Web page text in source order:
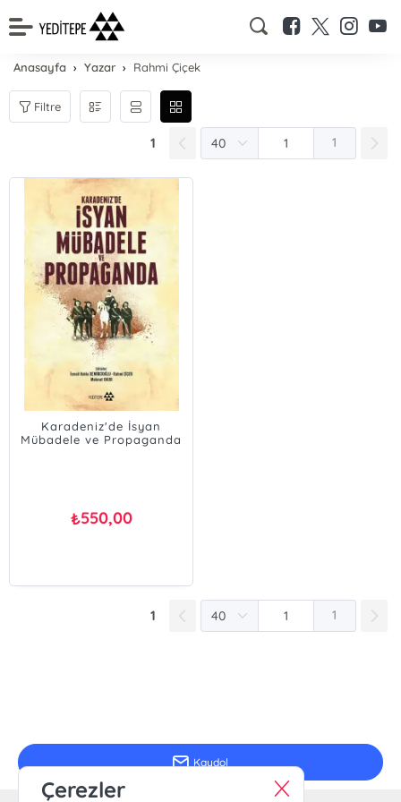
Anasayfa Yazar Rahmi Çiçek
Filtre
1 1
Karadeniz'de İsyan
Mübadele ve Propaganda
₺550,00
1 1
Kaydol
Çerezler